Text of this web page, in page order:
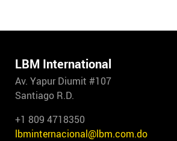
LBM International
Av. Yapur Diumit #107
Santiago R.D.
+1 809 4718350
lbminternacional@lbm.com.do